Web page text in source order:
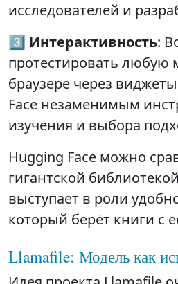
исследователей и
3️⃣ Интерактивность:
протестировать любую
браузере через
Face незаменимым
изучения и выбора
Hugging Face можно
гигантской
выступает в роли
который берёт книги с
Llamafile: Модель как